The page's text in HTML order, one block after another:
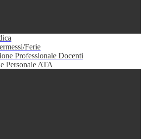
Ferie
Professionale Docenti
Personale ATA